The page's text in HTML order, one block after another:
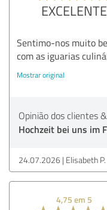
EXCELENTE
Sentimo-nos muito
com as iguarias
Mostrar original
Opinião dos clientes
Hochzeit bei uns im
24.07.2026 Elisabeth P.
4,75 em 5